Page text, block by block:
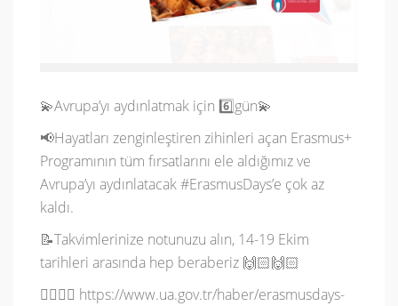
💫Avrupa’yı aydınlatmak için 6️⃣gün💫
📢Hayatları zenginleştiren zihinleri açan Erasmus+
Programının tüm fırsatlarını ele aldığımız ve
Avrupa’yı aydınlatacak #ErasmusDays’e çok az
kaldı.
📝Takvimlerinize notunuzu alın, 14-19 Ekim
tarihleri arasında hep beraberiz 🙌🏻🙌🏻
👉🏻👉🏻 https://www.ua.gov.tr/haber/erasmusdays-